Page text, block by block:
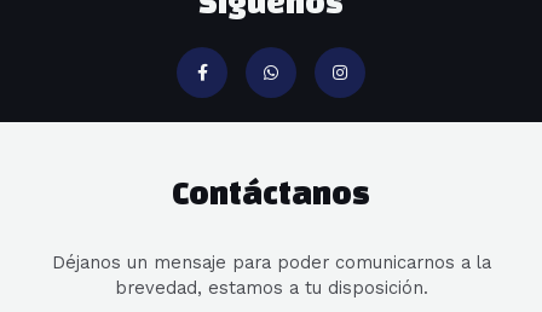
Contáctanos
Déjanos un mensaje para poder comunicarnos a la
brevedad, estamos a tu disposición.